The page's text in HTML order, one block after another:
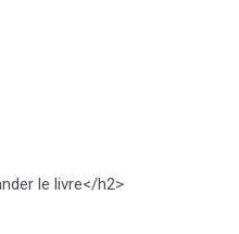
le livre</h2>